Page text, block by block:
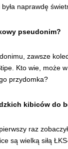
naprawdę
pseudonim?
zawsze
Kto wie, może
przydomka?
kibiców do
raz
są wielką siłą